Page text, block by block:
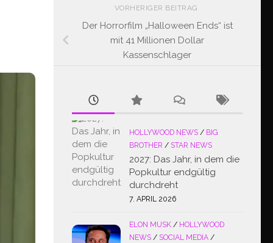
VORHERIGER BEITRAG
Der Horrorfilm „Halloween Ends“ ist
mit 41 Millionen Dollar
Kassenschlager
HOLLYWOOD NEWS / BIG
BROTHER / STAR NEWS
2027: Das Jahr, in dem die
Popkultur endgültig
durchdreht
7. APRIL 2026
ELON MUSK / HOLLYWOOD
NEWS / SOCIAL MEDIA /